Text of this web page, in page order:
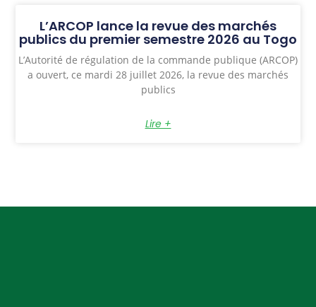
L’ARCOP lance la revue des marchés
publics du premier semestre 2026 au Togo
L’Autorité de régulation de la commande publique (ARCOP)
a ouvert, ce mardi 28 juillet 2026, la revue des marchés
publics
Lire +